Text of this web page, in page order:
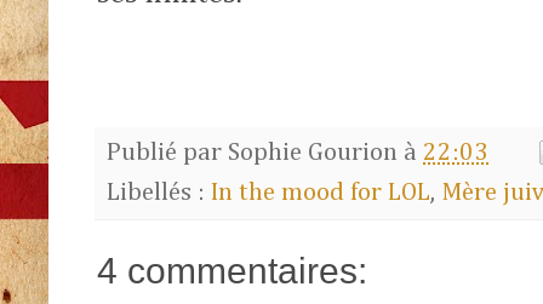
Publié par Sophie Gourion à 22:03
Libellés : In the mood for LOL, Mère
4 commentaires: